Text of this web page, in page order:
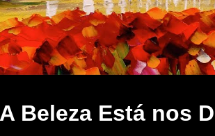
A Beleza Está nos